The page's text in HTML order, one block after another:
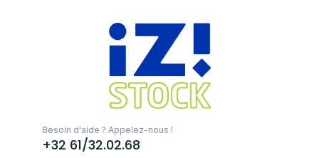
Besoin d'aide ? Appelez-nous !
+32 61/32.02.68